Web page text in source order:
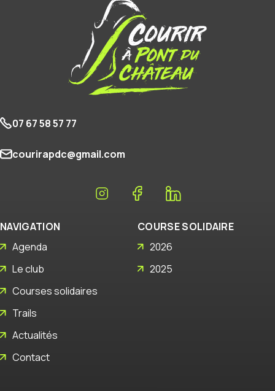
07 67 58 57 77
courirapdc@gmail.com
NAVIGATION
Agenda
Le club
Courses solidaires
Trails
Actualités
Contact
COURSE SOLIDAIRE
2026
2025